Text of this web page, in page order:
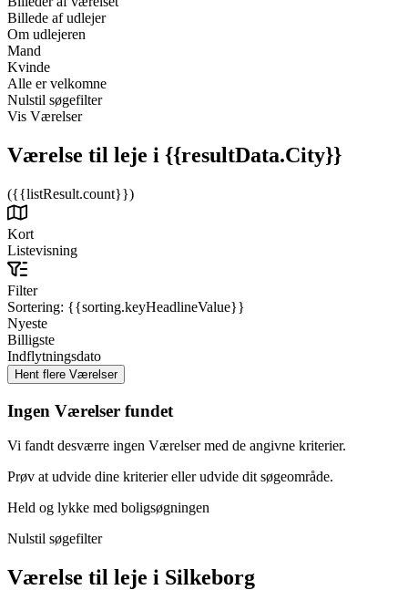
Billede af udlejer
Om udlejeren
Mand
Kvinde
Alle er velkomne
Nulstil søgefilter
Vis Værelser
Værelse til leje i {{resultData.City}}
({{listResult.count}})
Kort
Listevisning
Filter
Sortering: {{sorting.keyHeadlineValue}}
Nyeste
Billigste
Indflytningsdato
Ingen Værelser fundet
Vi fandt desværre ingen Værelser med de angivne kriterier.
Prøv at udvide dine kriterier eller udvide dit søgeområde.
Held og lykke med boligsøgningen
Nulstil søgefilter
Værelse til leje i Silkeborg